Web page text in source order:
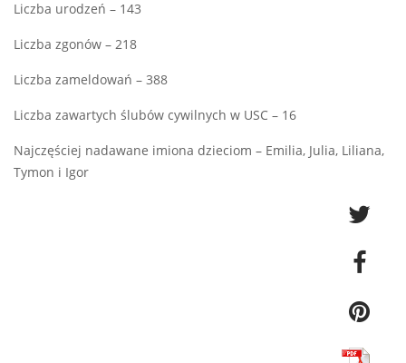
Liczba urodzeń – 143
Liczba zgonów – 218
Liczba zameldowań – 388
Liczba zawartych ślubów cywilnych w USC – 16
Najczęściej nadawane imiona dzieciom – Emilia, Julia, Liliana,
Tymon i Igor